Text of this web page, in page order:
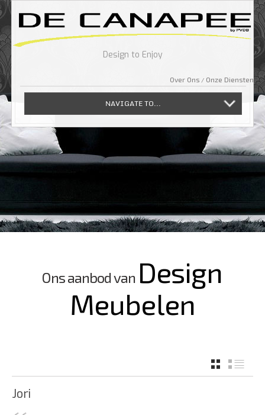
Design to Enjoy
Over Ons Onze Diensten
NAVIGATE TO...
Ons aanbod van Design
Meubelen
GRID
Jori